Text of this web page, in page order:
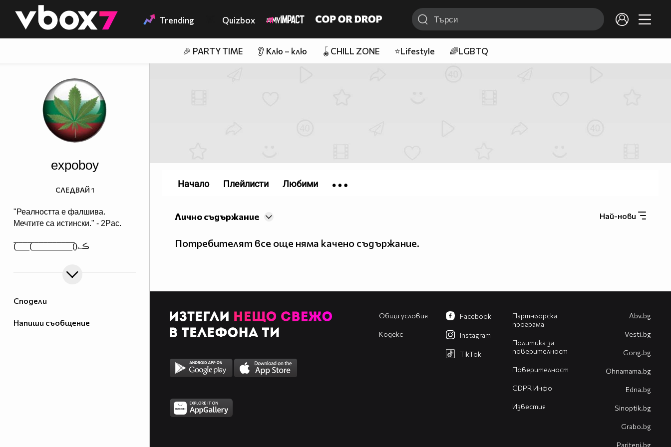
👾 Trending Quizbox
🎉 PARTY TIME 👂 Клю – клю 🪀CHILL ZONE ⭐Lifestyle 🌈LGBTQ
Сподели
Напиши съобщение
expoboy
"Реалността е фалшива.
Мечтите са истински." - 2Pac.
(̅_̅_̅_̅(̅_̅_̅_̅_̅_̅_̅_̅_̅̅_̅()ڪے
СЛЕДВАЙ 1
Най-нови
Лично съдържание
Потребителят все още няма качено съдържание.
Начало Плейлисти Любими
Общи условия
Кодекс
Партньорска
програма
Политика за
поверителност
Поверителност
GDPR Инфо
Известия
Facebook
Instagram
TikTok
Abv.bg
Vesti.bg
Gong.bg
Оhnamama.bg
Edna.bg
Sinoptik.bg
Grabo.bg
Pariteni.bg